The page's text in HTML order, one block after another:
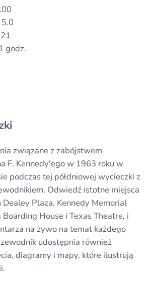
godz.
związane z zabójstwem
F. Kennedy'ego w 1963 roku w
podczas tej półdniowej wycieczki z
Odwiedź istotne miejsca
Plaza, Kennedy Memorial
House i Texas Theatre, i
na żywo na temat każdego
udostępnia również
diagramy i mapy, które ilustrują